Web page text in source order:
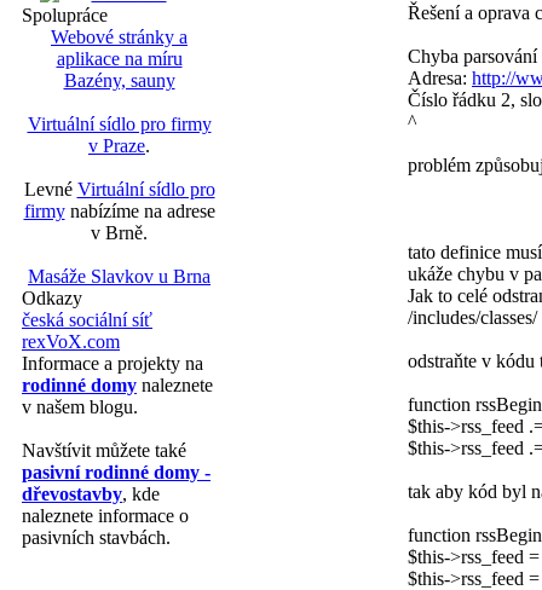
Spolupráce
Webové stránky a
aplikace na míru
Bazény, sauny
Virtuální sídlo pro firmy
v Praze.
Levné Virtuální sídlo pro
firmynabízíme na adrese
v Brně.
Masáže Slavkov u Brna
Odkazy
česká sociální síť
rexVoX.com
Informace a projekty na
rodinné domy naleznete
v našem blogu.
Navštívit můžete také
pasivní rodinné domy -
dřevostavby, kde
naleznete informace o
pasivních stavbách.
Řešení a oprava
Chyba
Adresa: http://
Číslo řádku 2,
^
problém
tato definice
ukáže chybu v
Jak to celé
/includes/classes/
odstraňte v kódu
function
$this->rss_feed
$this->rss_feed
tak aby kód byl
function
$this->rss_feed
$this->rss_feed